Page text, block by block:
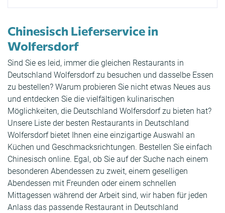
Chinesisch Lieferservice in
Wolfersdorf
Sind Sie es leid, immer die gleichen Restaurants in
Deutschland Wolfersdorf zu besuchen und dasselbe Essen
zu bestellen? Warum probieren Sie nicht etwas Neues aus
und entdecken Sie die vielfältigen kulinarischen
Möglichkeiten, die Deutschland Wolfersdorf zu bieten hat?
Unsere Liste der besten Restaurants in Deutschland
Wolfersdorf bietet Ihnen eine einzigartige Auswahl an
Küchen und Geschmacksrichtungen. Bestellen Sie einfach
Chinesisch online. Egal, ob Sie auf der Suche nach einem
besonderen Abendessen zu zweit, einem geselligen
Abendessen mit Freunden oder einem schnellen
Mittagessen während der Arbeit sind, wir haben für jeden
Anlass das passende Restaurant in Deutschland